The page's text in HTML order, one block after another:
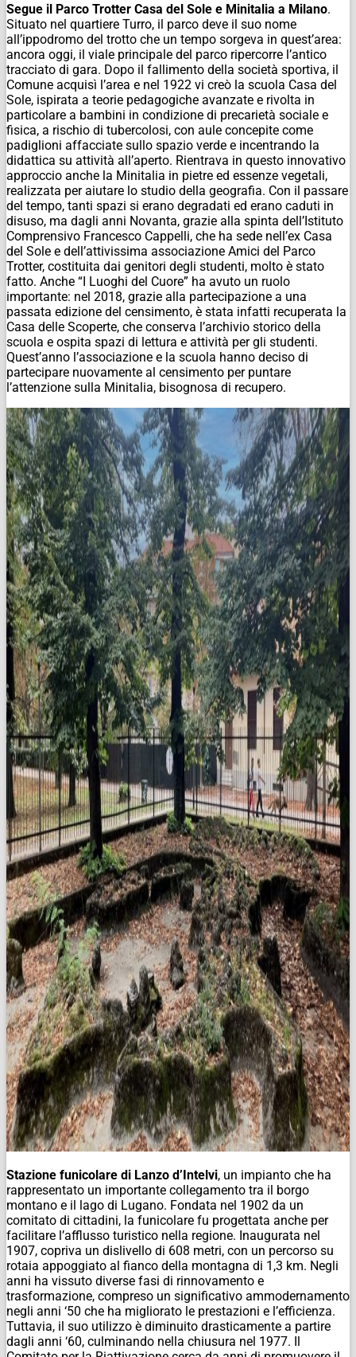
Segue il Parco Trotter Casa del Sole e Minitalia a Milano.
Situato nel quartiere Turro, il parco deve il suo nome
all’ippodromo del trotto che un tempo sorgeva in quest’area:
ancora oggi, il viale principale del parco ripercorre l’antico
tracciato di gara. Dopo il fallimento della società sportiva, il
Comune acquisì l’area e nel 1922 vi creò la scuola Casa del
Sole, ispirata a teorie pedagogiche avanzate e rivolta in
particolare a bambini in condizione di precarietà sociale e
fisica, a rischio di tubercolosi, con aule concepite come
padiglioni affacciate sullo spazio verde e incentrando la
didattica su attività all’aperto. Rientrava in questo innovativo
approccio anche la Minitalia in pietre ed essenze vegetali,
realizzata per aiutare lo studio della geografia. Con il passare
del tempo, tanti spazi si erano degradati ed erano caduti in
disuso, ma dagli anni Novanta, grazie alla spinta dell’Istituto
Comprensivo Francesco Cappelli, che ha sede nell’ex Casa
del Sole e dell’attivissima associazione Amici del Parco
Trotter, costituita dai genitori degli studenti, molto è stato
fatto. Anche “I Luoghi del Cuore” ha avuto un ruolo
importante: nel 2018, grazie alla partecipazione a una
passata edizione del censimento, è stata infatti recuperata la
Casa delle Scoperte, che conserva l’archivio storico della
scuola e ospita spazi di lettura e attività per gli studenti.
Quest’anno l’associazione e la scuola hanno deciso di
partecipare nuovamente al censimento per puntare
l’attenzione sulla Minitalia, bisognosa di recupero.
Stazione funicolare di Lanzo d’Intelvi, un impianto che ha
rappresentato un importante collegamento tra il borgo
montano e il lago di Lugano. Fondata nel 1902 da un
comitato di cittadini, la funicolare fu progettata anche per
facilitare l’afflusso turistico nella regione. Inaugurata nel
1907, copriva un dislivello di 608 metri, con un percorso su
rotaia appoggiato al fianco della montagna di 1,3 km. Negli
anni ha vissuto diverse fasi di rinnovamento e
trasformazione, compreso un significativo ammodernamento
negli anni ‘50 che ha migliorato le prestazioni e l’efficienza.
Tuttavia, il suo utilizzo è diminuito drasticamente a partire
dagli anni ‘60, culminando nella chiusura nel 1977. Il